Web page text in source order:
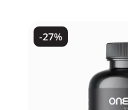
-27%